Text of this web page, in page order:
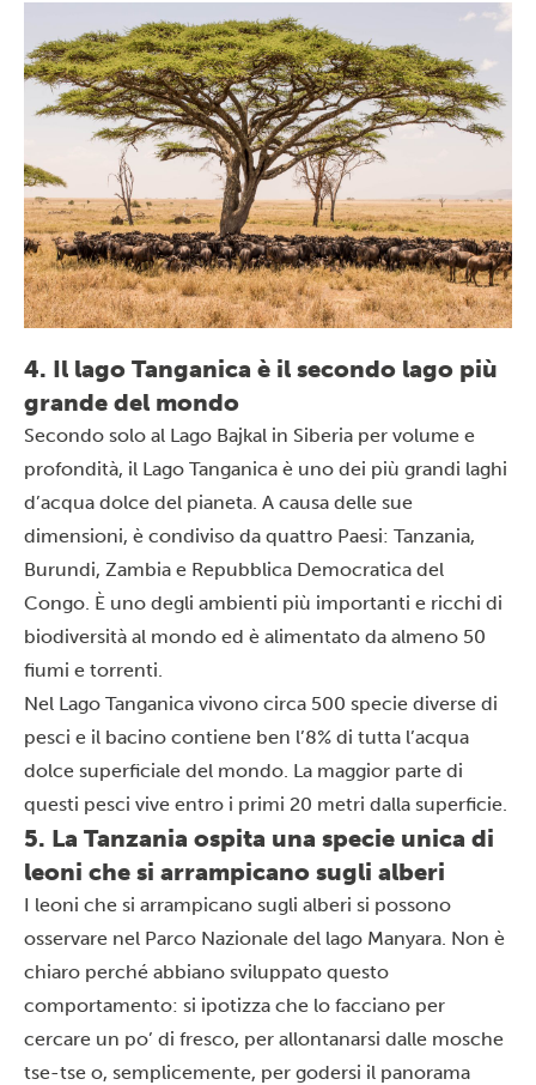
4. Il lago Tanganica è il secondo lago più
grande del mondo
Secondo solo al Lago Bajkal in Siberia per volume e
profondità, il Lago Tanganica è uno dei più grandi laghi
d’acqua dolce del pianeta. A causa delle sue
dimensioni, è condiviso da quattro Paesi: Tanzania,
Burundi, Zambia e Repubblica Democratica del
Congo. È uno degli ambienti più importanti e ricchi di
biodiversità al mondo ed è alimentato da almeno 50
fiumi e torrenti.
Nel Lago Tanganica vivono circa 500 specie diverse di
pesci e il bacino contiene ben l’8% di tutta l’acqua
dolce superficiale del mondo. La maggior parte di
questi pesci vive entro i primi 20 metri dalla superficie.
5. La Tanzania ospita una specie unica di
leoni che si arrampicano sugli alberi
I leoni che si arrampicano sugli alberi si possono
osservare nel Parco Nazionale del lago Manyara. Non è
chiaro perché abbiano sviluppato questo
comportamento: si ipotizza che lo facciano per
cercare un po’ di fresco, per allontanarsi dalle mosche
tse-tse o, semplicemente, per godersi il panorama